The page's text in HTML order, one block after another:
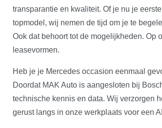
transparantie en kwaliteit. Of je nu je
topmodel, wij nemen de tijd om je te
Ook dat behoort tot de mogelijkheden. Op
leasevormen.
Heb je je Mercedes occasion eenmaal
Doordat MAK Auto is aangesloten bij
technische kennis en data. Wij verzorgen
gerust langs in onze werkplaats voor een